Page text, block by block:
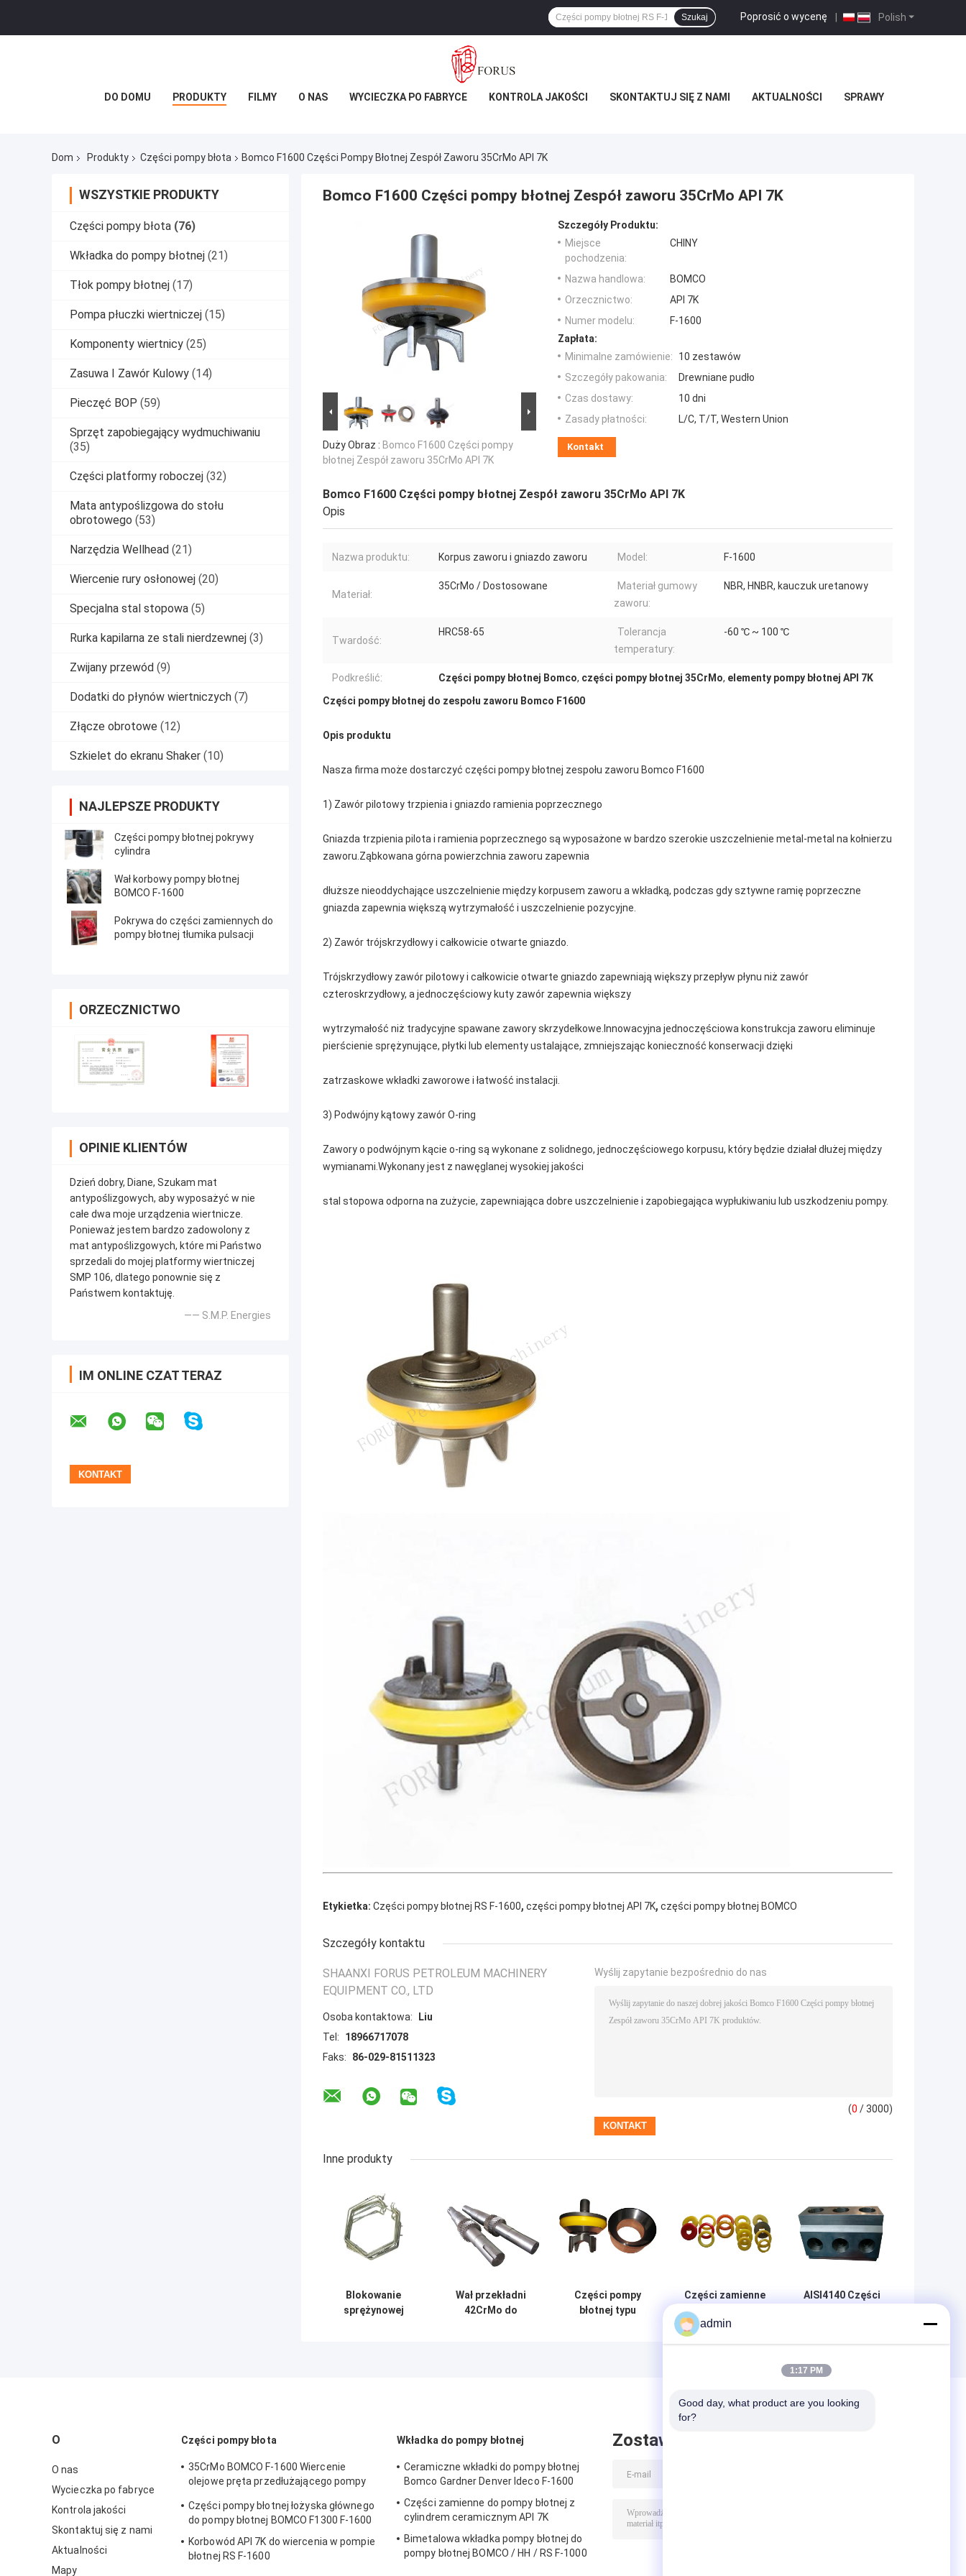
Polish
Poprosić o wycenę |
Szukaj
DO DOMU PRODUKTY FILMY O NAS WYCIECZKA PO FABRYCE KONTROLA JAKOŚCI SKONTAKTUJ SIĘ Z NAMI AKTUALNOŚCI SPRAWY
Dom Produkty Części pompy błota Bomco F1600 Części Pompy Błotnej Zespół Zaworu 35CrMo API 7K
WSZYSTKIE PRODUKTY
Części pompy błota (76)
Wkładka do pompy błotnej (21)
Tłok pompy błotnej (17)
Pompa płuczki wiertniczej (15)
Komponenty wiertnicy (25)
Zasuwa I Zawór Kulowy (14)
Pieczęć BOP (59)
Sprzęt zapobiegający wydmuchiwaniu
(35)
Części platformy roboczej (32)
Mata antypoślizgowa do stołu
obrotowego (53)
Narzędzia Wellhead (21)
Wiercenie rury osłonowej (20)
Specjalna stal stopowa (5)
Rurka kapilarna ze stali nierdzewnej (3)
Zwijany przewód (9)
Dodatki do płynów wiertniczych (7)
Złącze obrotowe (12)
Szkielet do ekranu Shaker (10)
NAJLEPSZE PRODUKTY
Części pompy błotnej pokrywy
cylindra
Wał korbowy pompy błotnej
BOMCO F-1600
Pokrywa do części zamiennych do
pompy błotnej tłumika pulsacji
ORZECZNICTWO
OPINIE KLIENTÓW
Dzień dobry, Diane, Szukam mat
antypoślizgowych, aby wyposażyć w nie
całe dwa moje urządzenia wiertnicze.
Ponieważ jestem bardzo zadowolony z
mat antypoślizgowych, które mi Państwo
sprzedali do mojej platformy wiertniczej
SMP 106, dlatego ponownie się z
Państwem kontaktuję.
—— S.M.P. Energies
IM ONLINE CZAT TERAZ
Bomco F1600 Części pompy błotnej Zespół zaworu 35CrMo API 7K
Duży Obraz : Bomco F1600 Części pompy
błotnej Zespół zaworu 35CrMo API 7K
Szczegóły Produktu:
Miejsce
pochodzenia:
CHINY
Nazwa handlowa:
BOMCO
Orzecznictwo:
API 7K
Numer modelu:
F-1600
Zapłata:
Minimalne zamówienie:
10 zestawów
Szczegóły pakowania:
Drewniane pudło
Czas dostawy:
10 dni
Zasady płatności:
L/C, T/T, Western Union
Kontakt
Bomco F1600 Części pompy błotnej Zespół zaworu 35CrMo API 7K
Opis
Nazwa produktu: Korpus zaworu i gniazdo zaworu Model: F-1600
Materiał:
35CrMo / Dostosowane
Materiał gumowy
zaworu:
NBR, HNBR, kauczuk uretanowy
Twardość:
HRC58-65
Tolerancja
temperatury:
-60 ℃ ~ 100 ℃
Podkreślić: Części pompy błotnej Bomco, części pompy błotnej 35CrMo, elementy pompy błotnej API 7K
Części pompy błotnej do zespołu zaworu Bomco F1600
Opis produktu
Nasza firma może dostarczyć części pompy błotnej zespołu zaworu Bomco F1600
1) Zawór pilotowy trzpienia i gniazdo ramienia poprzecznego
Gniazda trzpienia pilota i ramienia poprzecznego są wyposażone w bardzo szerokie uszczelnienie metal-metal na kołnierzu
zaworu.Ząbkowana górna powierzchnia zaworu zapewnia
dłuższe nieoddychające uszczelnienie między korpusem zaworu a wkładką, podczas gdy sztywne ramię poprzeczne
gniazda zapewnia większą wytrzymałość i uszczelnienie pozycyjne.
2) Zawór trójskrzydłowy i całkowicie otwarte gniazdo.
Trójskrzydłowy zawór pilotowy i całkowicie otwarte gniazdo zapewniają większy przepływ płynu niż zawór
czteroskrzydłowy, a jednoczęściowy kuty zawór zapewnia większy
wytrzymałość niż tradycyjne spawane zawory skrzydełkowe.Innowacyjna jednoczęściowa konstrukcja zaworu eliminuje
pierścienie sprężynujące, płytki lub elementy ustalające, zmniejszając konieczność konserwacji dzięki
zatrzaskowe wkładki zaworowe i łatwość instalacji.
3) Podwójny kątowy zawór O-ring
Zawory o podwójnym kącie o-ring są wykonane z solidnego, jednoczęściowego korpusu, który będzie działał dłużej między
wymianami.Wykonany jest z nawęglanej wysokiej jakości
stal stopowa odporna na zużycie, zapewniająca dobre uszczelnienie i zapobiegająca wypłukiwaniu lub uszkodzeniu pompy.
Etykietka: Części pompy błotnej RS F-1600, części pompy błotnej API 7K, części pompy błotnej BOMCO
Szczegóły kontaktu
SHAANXI FORUS PETROLEUM MACHINERY
EQUIPMENT CO., LTD
Osoba kontaktowa:
Liu
Tel:
18966717078
Faks:
86-029-81511323
Wyślij zapytanie bezpośrednio do nas
(0 / 3000)
Inne produkty
Blokowanie
sprężynowej
Wał przekładni
42CrMo do
Części pompy
błotnej typu
Części zamienne
pompy błotnej
EMSCO FB-1600
AISI4140 Części
O
O nas
Wycieczka po fabryce
Kontrola jakości
Skontaktuj się z nami
Aktualności
Mapy
Części pompy błota
35CrMo BOMCO F-1600 Wiercenie
olejowe pręta przedłużającego pompy
Części pompy błotnej łożyska głównego
do pompy błotnej BOMCO F1300 F-1600
Korbowód API 7K do wiercenia w pompie
błotnej RS F-1600
Wkładka do pompy błotnej
Ceramiczne wkładki do pompy błotnej
Bomco Gardner Denver Ideco F-1600
Części zamienne do pompy błotnej z
cylindrem ceramicznym API 7K
Bimetalowa wkładka pompy błotnej do
pompy błotnej BOMCO / HH / RS F-1000
Zostaw wiadomość
admin
1:17 PM
Good day, what product are you looking
for?